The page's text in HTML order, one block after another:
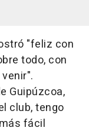
"feliz con
todo, con
Guipúzcoa,
club, tengo
fácil